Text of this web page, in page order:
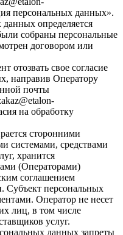
персональных данных».
определяется
собраны персональные
договором или
отозвать свое согласие
направив Оператору
почты
на обработку
сторонними
системами, средствами
хранится
(Операторами)
соглашением
Субъект персональных
Оператор не несет
лиц, в том числе
услуг.
данных запреты